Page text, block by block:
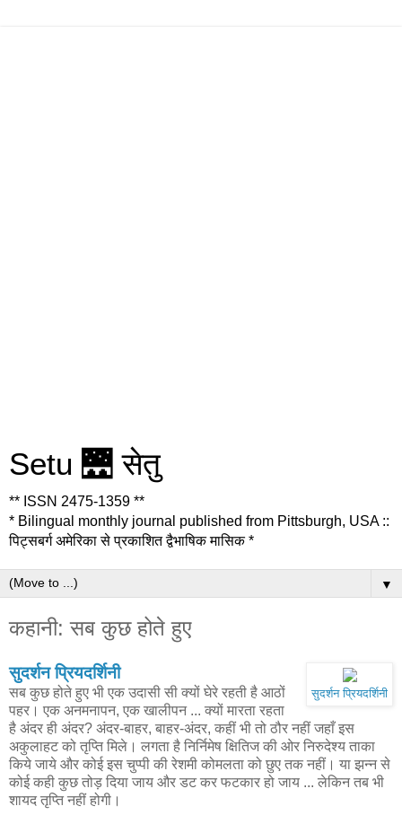
Setu 🌉 सेतु
** ISSN 2475-1359 **
* Bilingual monthly journal published from Pittsburgh, USA ::
पिट्सबर्ग अमेरिका से प्रकाशित द्वैभाषिक मासिक *
▼
कहानी: सब कुछ होते हुए
सुदर्शन प्रियदर्शिनी
सुदर्शन प्रियदर्शिनी
सब कुछ होते हुए भी एक उदासी सी क्यों घेरे रहती है आठों
पहर। एक अनमनापन, एक खालीपन ... क्यों मारता रहता
है अंदर ही अंदर? अंदर-बाहर, बाहर-अंदर, कहीं भी तो ठौर नहीं जहाँ इस
अकुलाहट को तृप्ति मिले। लगता है निर्निमेष क्षितिज की ओर निरुदेश्य ताका
किये जाये और कोई इस चुप्पी की रेशमी कोमलता को छुए तक नहीं। या झन्न से
कोई कही कुछ तोड़ दिया जाय और डट कर फटकार हो जाय ... लेकिन तब भी
शायद तृप्ति नहीं होगी।